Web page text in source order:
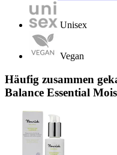
Unisex
Vegan
Häufig zusammen
Balance Essential